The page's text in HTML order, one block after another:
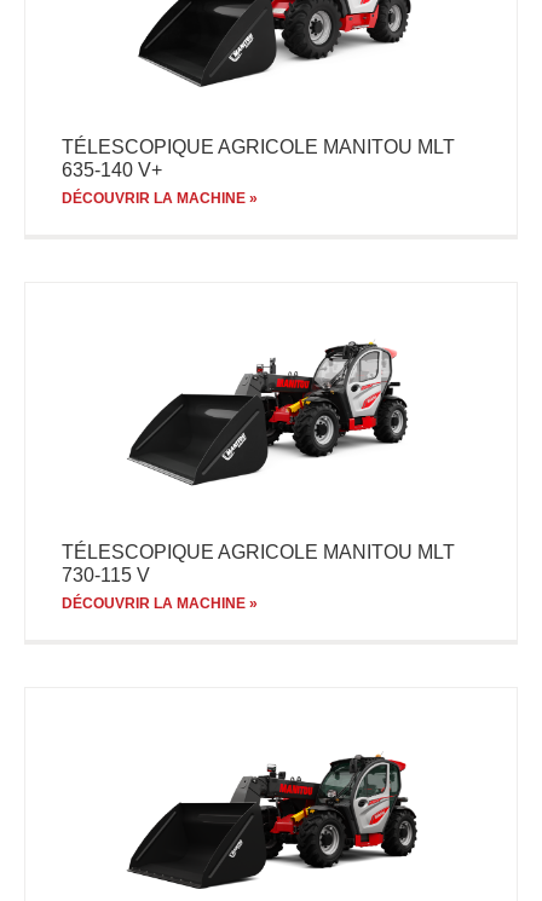
TÉLESCOPIQUE AGRICOLE MANITOU MLT
635-140 V+
DÉCOUVRIR LA MACHINE »
TÉLESCOPIQUE AGRICOLE MANITOU MLT
730-115 V
DÉCOUVRIR LA MACHINE »